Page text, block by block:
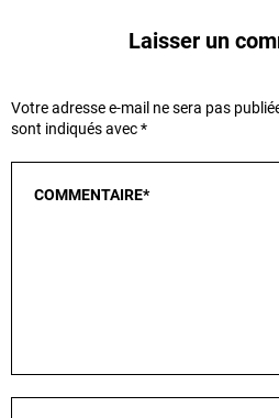
Laisser un
Votre adresse e-mail ne sera pas
sont indiqués avec*